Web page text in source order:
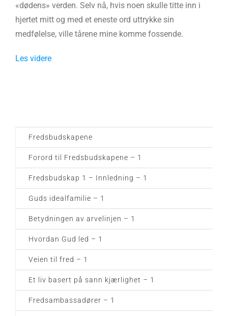
«dødens» verden. Selv nå, hvis noen skulle titte inn i
hjertet mitt og med et eneste ord uttrykke sin
medfølelse, ville tårene mine komme fossende.
Les videre
Fredsbudskapene
Forord til Fredsbudskapene – 1
Fredsbudskap 1 – Innledning – 1
Guds idealfamilie – 1
Betydningen av arvelinjen – 1
Hvordan Gud led – 1
Veien til fred – 1
Et liv basert på sann kjærlighet – 1
Fredsambassadører – 1